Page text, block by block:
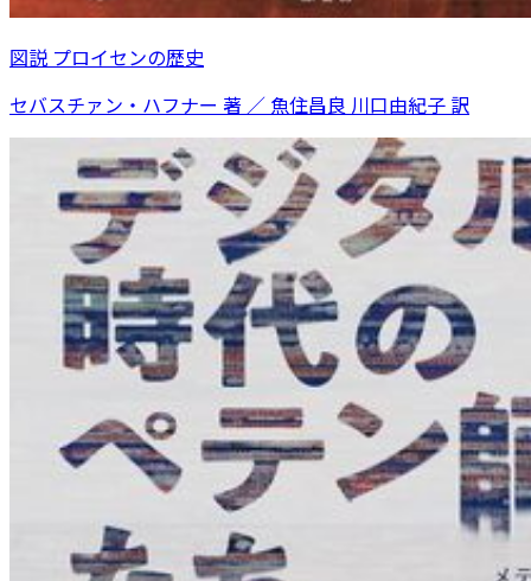
図説 プロイセンの歴史
セバスチァン・ハフナー 著 ／ 魚住昌良 川口由紀子 訳